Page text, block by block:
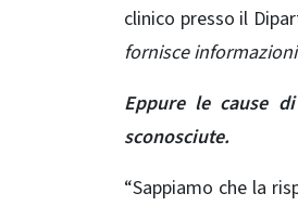
clinico presso il
fornisce
Eppure le cause
sconosciute.
“Sappiamo che la